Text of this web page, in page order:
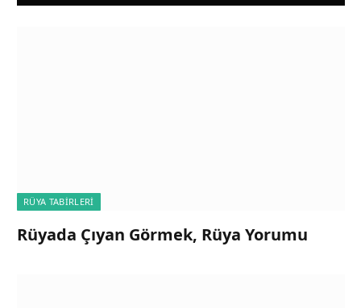
RÜYA TABIRLERI
Rüyada Çıyan Görmek, Rüya Yorumu